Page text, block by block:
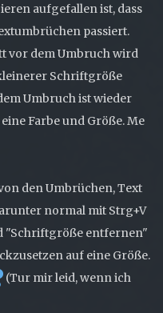
aufgefallen ist, dass
passiert.
vor dem Umbruch wird
Schriftgröße
Umbruch ist wieder
Farbe und Größe. Me
den Umbrüchen, Text
normal mit Strg+V
"Schriftgröße entfernen"
auf eine Größe.
(Tur mir leid, wenn ich